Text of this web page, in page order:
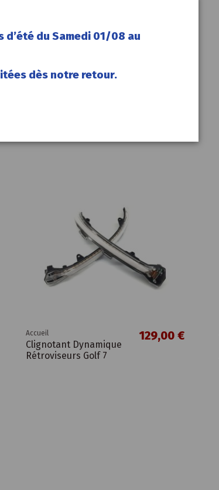
Accueil
Clignotant Dynamique
Rétroviseurs Golf 7
129,00 €
d’été du Samedi 01/08 au
dès notre retour.